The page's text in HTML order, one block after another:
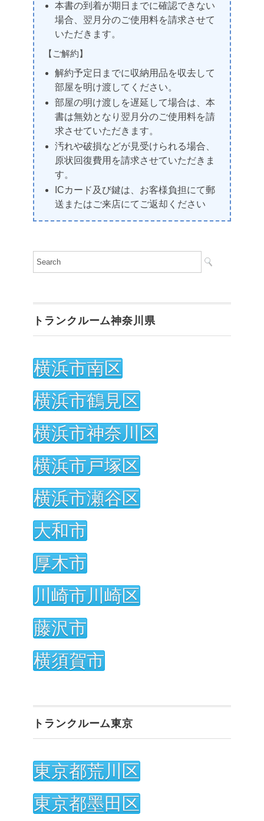
本書の到着が期日までに確認できない
場合、翌月分のご使用料を請求させて
いただきます。
【ご解約】
解約予定日までに収納用品を収去して
部屋を明け渡してください。
部屋の明け渡しを遅延して場合は、本
書は無効となり翌月分のご使用料を請
求させていただきます。
汚れや破損などが見受けられる場合、
原状回復費用を請求させていただきま
す。
ICカード及び鍵は、お客様負担にて郵
送またはご来店にてご返却ください
トランクルーム神奈川県
横浜市南区
横浜市鶴見区
横浜市神奈川区
横浜市戸塚区
横浜市瀬谷区
大和市
厚木市
川崎市川崎区
藤沢市
横須賀市
トランクルーム東京
東京都荒川区
東京都墨田区